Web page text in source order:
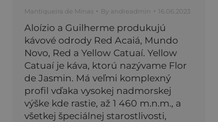
Mantiqueira de Minas By andreadmin 16.06.2023
Aloízio a Guilherme produkujú
kávové odrody Red Acaiá, Mundo
Novo, Red a Yellow Catuaí. Yellow
Catuaí je káva, ktorú nazývame Flor
de Jasmin. Má veľmi komplexný
profil vďaka vysokej nadmorskej
výške kde rastie, až 1 460 m.n.m., a
všetkej špeciálnej starostlivosti,